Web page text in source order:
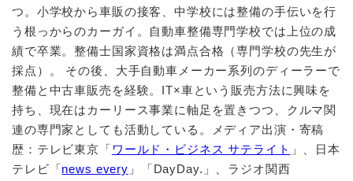
つ。小学校から車販の接客、中学校には整備の手伝いを行
う根っからのカーガイ。自動車整備専門学校では上位の成
績で卒業。整備士国家資格は満点合格（専門学校の先生が
採点）。 その後、大手自動車メーカー系列のディーラーで
整備と中古車販売を経験。IT×車という販売方法に興味を
持ち、現在はカーリース事業に軸足を置きつつ、クルマ関
連の専門家としても活動している。メディア出演・寄稿
歴：テレビ東京「 ワールド・ビジネス サテライト 」、日本
テレビ「news every 」「DayDay.」、ラジオ関西